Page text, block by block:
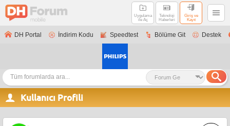
Uygulama
ile Aç
Teknoloji
Haberleri
Giriş ve
Kayıt
DH Portal İndirim Kodu Speedtest Bölüme Git Destek
Kullanıcı Profili